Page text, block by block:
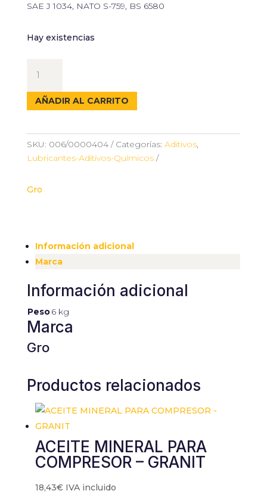
SAE J 1034, NATO S-759, BS 6580
Hay existencias
AMARILLO
50%
5LAÑADIR AL CARRITO
SKU: 006/0000404 Categorías: Aditivos,
Lubricantes-Aditivos-Químicos
Gro
Información adicional
Marca
Información adicional
Peso6 kg
Marca
Gro
Productos relacionados
ACEITE MINERAL PARA
COMPRESOR – GRANIT
18,43€ IVA incluido